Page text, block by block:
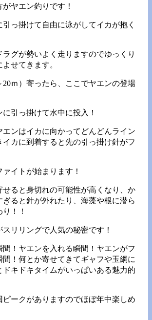
ヤエン釣りです！
っ掛けて自由に泳がしてイカが抱く
ラグが勢いよく走りますのでゆっくり
せてきます。
20ｍ）寄ったら、ここでヤエンの登場
引っ掛けて水中に投入！
エンはイカに向かってどんどんライン
イカに到着すると先の引っ掛け針がフ
イトが始まります！
せると身切れの可能性が高くなり、か
ぎると針が外れたり、海藻や根に潜ら
！！
リリングで人気の秘密です！
間！ヤエンを入れる瞬間！ヤエンがフ
間！何とか寄せてきてギャフや玉網に
ドキドキタイムがいっぱいある魅力的
ピークがありますのでほぼ年中楽しめ